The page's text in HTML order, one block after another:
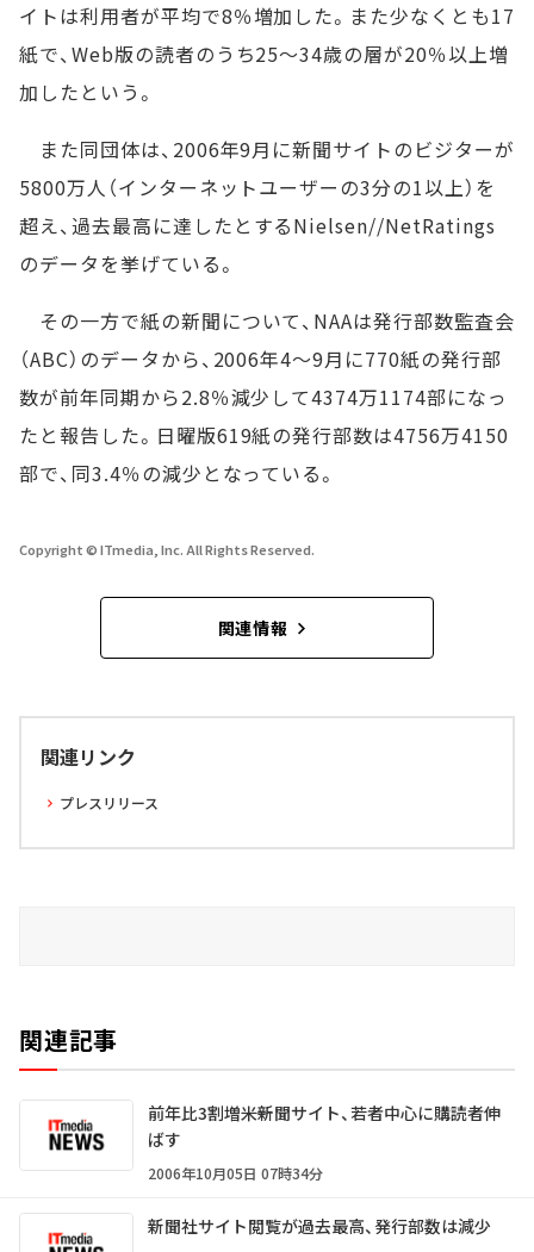
イトは利用者が平均で8％増加した。また少なくとも17
紙で、Web版の読者のうち25～34歳の層が20％以上増
加したという。
また同団体は、2006年9月に新聞サイトのビジターが
5800万人（インターネットユーザーの3分の1以上）を
超え、過去最高に達したとするNielsen//NetRatings
のデータを挙げている。
その一方で紙の新聞について、NAAは発行部数監査会
（ABC）のデータから、2006年4～9月に770紙の発行部
数が前年同期から2.8％減少して4374万1174部になっ
たと報告した。日曜版619紙の発行部数は4756万4150
部で、同3.4％の減少となっている。
Copyright © ITmedia, Inc. All Rights Reserved.
関連情報
関連リンク
プレスリリース
関連記事
前年比3割増――米新聞サイト、若者中心に購読者伸
ばす
2006年10月05日 07時34分
新聞社サイト閲覧が過去最高、発行部数は減少